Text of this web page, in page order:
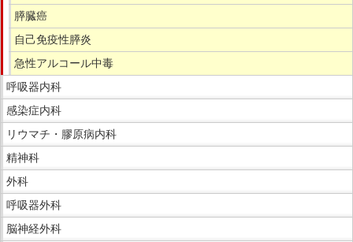
膵臓癌
自己免疫性膵炎
急性アルコール中毒
呼吸器内科
感染症内科
リウマチ・膠原病内科
精神科
外科
呼吸器外科
脳神経外科